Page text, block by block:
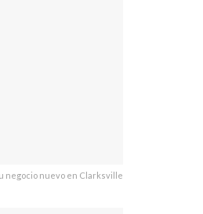
negocio nuevo en Clarksville